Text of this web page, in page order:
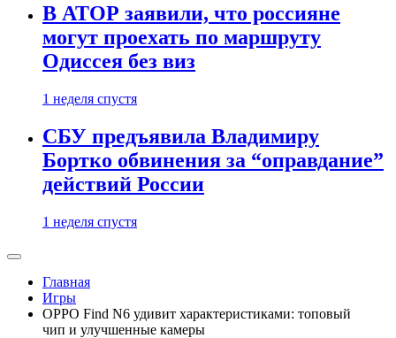
В АТОР заявили, что россияне
могут проехать по маршруту
Одиссея без виз
1 неделя спустя
СБУ предъявила Владимиру
Бортко обвинения за “оправдание”
действий России
1 неделя спустя
Главная
Игры
OPPO Find N6 удивит характеристиками: топовый
чип и улучшенные камеры